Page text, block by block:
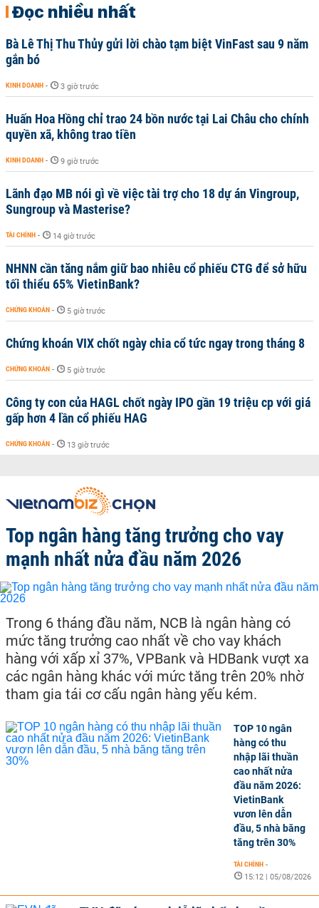
Đọc nhiều nhất
Bà Lê Thị Thu Thủy gửi lời chào tạm biệt VinFast sau 9 năm
gắn bó
KINH DOANH - 3 giờ trước
Huấn Hoa Hồng chỉ trao 24 bồn nước tại Lai Châu cho chính
quyền xã, không trao tiền
KINH DOANH - 9 giờ trước
Lãnh đạo MB nói gì về việc tài trợ cho 18 dự án Vingroup,
Sungroup và Masterise?
TÀI CHÍNH - 14 giờ trước
NHNN cần tăng nắm giữ bao nhiêu cổ phiếu CTG để sở hữu
tối thiểu 65% VietinBank?
CHỨNG KHOÁN - 5 giờ trước
Chứng khoán VIX chốt ngày chia cổ tức ngay trong tháng 8
CHỨNG KHOÁN - 5 giờ trước
Công ty con của HAGL chốt ngày IPO gần 19 triệu cp với giá
gấp hơn 4 lần cổ phiếu HAG
CHỨNG KHOÁN - 13 giờ trước
Top ngân hàng tăng trưởng cho vay
mạnh nhất nửa đầu năm 2026
Trong 6 tháng đầu năm, NCB là ngân hàng có
mức tăng trưởng cao nhất về cho vay khách
hàng với xấp xỉ 37%, VPBank và HDBank vượt xa
các ngân hàng khác với mức tăng trên 20% nhờ
tham gia tái cơ cấu ngân hàng yếu kém.
TOP 10 ngân
hàng có thu
nhập lãi thuần
cao nhất nửa
đầu năm 2026:
VietinBank
vươn lên dẫn
đầu, 5 nhà băng
tăng trên 30%
TÀI CHÍNH -
15:12 | 05/08/2026